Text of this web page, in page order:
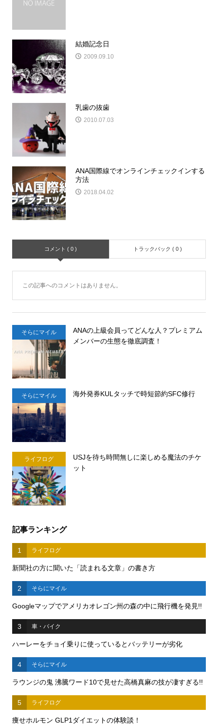
結婚記念日
2009.09.10
乳歯の抜歯
2010.07.03
ANA国際線でオンラインチェックインする
方法
2018.04.02
コメント ( 0 ) トラックバック ( 0 )
この記事へのコメントはありません。
そらにマイル
ANAの上級会員ってどんな人？プレミアム
メンバーの生態を徹底調査！
そらにマイル 海外発券KULタッチで時短節約SFC修行
ライフログ
USJを待ち時間無しに楽しめる魔法のチケ
ット
記事ランキング
1 ライフログ
新聞社の方に聞いた「読まれる文章」の書き方
2 そらにマイル
Googleマップでアメリカオレゴン州の森の中に飛行機を発見!!
3 車・バイク
ハーレーをチョイ乗りに使っているとバッテリーが劣化
4 そらにマイル
ラウンジの鬼 沸騰ワード10で見せた高橋真麻の技が凄すぎる!!
5 ライフログ
痩せホルモン GLP1ダイエットの体験談！